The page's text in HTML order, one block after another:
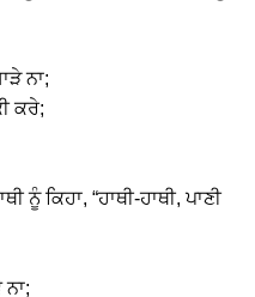
ਨਾ;
ਕਰੇ;
ਨੂੰ ਕਿਹਾ, “ਹਾਥੀ-ਹਾਥੀ, ਪਾਣੀ
ਨਾ;